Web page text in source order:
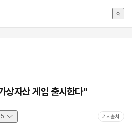
상자산 게임 출시한다"
기사출처